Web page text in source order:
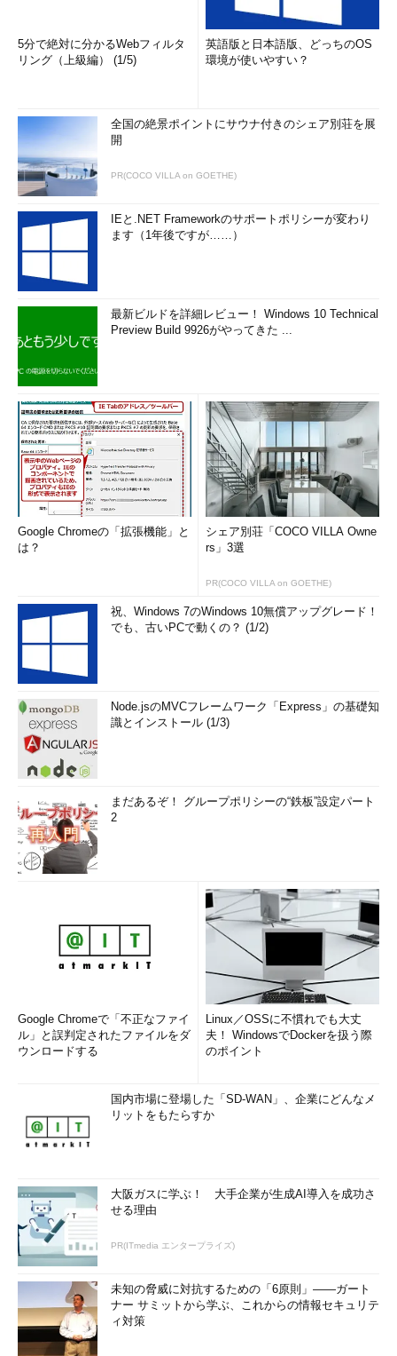
・gpupdateでグループ・ポリ
シーの適用を強制する
・ グループ・ポリシーのしく
み
Directoryのグループポリシーを選択し
た上で、グループポリシー管理コンソ
ールを利用する。設定項目は共通だ。
まず、管理者権限を持つユーザーアカウントでサインインして
から、［Windows］＋［R］キーを押して［ファイル名を指定し
て実行］ダイアログを開き、「gpedit.msc」と入力・実行する。
ローカルグループポリシーエディターが起動したら、左ペイン
のツリーから［コンピューターの構成］－［管理用テンプレー
択する。次に、右側のペインから［
ルクリックし、表示されたダイアログで以下のように設定する。
グループポリシーで自動適用の間隔を変更する（その1）
［コンピューターの構成］－［管理用テンプレー
ト］－［Windowsコンポーネント］－［Windows Updat
e］を選択する。
］をダブルクリックして開
グループポリシーで自動適用の間隔を変更する（その2）
これは［自動更新を構成する］ダイアログ。
4 - 自動ダウンロードしインストール日時を指
定
］を選ぶ。
（5）［自動メンテナンス時にインストールする ］から
チ
ェックを外してオフにする
。もし、この項目が存在しない場
合は、このすぐ後
の説明に従って更新プログラムを適用
［1 - 毎週日曜日］から［7 - 毎週土曜日］のいずれ
（7） 適用時刻を指定する。
＊2
Windows 8／Windows Server 2012の場合、上記のグル
ープポリシーの設定を実現するには、次の更新プログラムを事
前に適用しておく必要がある。
Windows RT と Windows 8 の Windows Server 2012 の
更新プログラムのロールアップ: 2013 年 10 月
ソフト サポート技術情報）
5分で絶対に分かるWebフィルタ
リング（上級編） (1/5)
英語版と日本語版、どっちのOS
環境が使いやすい？
全国の絶景ポイントにサウナ付きのシェア別荘を展
開
PR(COCO VILLA on GOETHE)
IEと.NET Frameworkのサポートポリシーが変わり
ます（1年後ですが……）
最新ビルドを詳細レビュー！ Windows 10 Technical
Preview Build 9926がやってきた ...
Google Chromeの「拡張機能」と
は？
シェア別荘「COCO VILLA Owne
rs」3選
PR(COCO VILLA on GOETHE)
祝、Windows 7のWindows 10無償アップグレード！
でも、古いPCで動くの？ (1/2)
Node.jsのMVCフレームワーク「Express」の基礎知
識とインストール (1/3)
まだあるぞ！ グループポリシーの“鉄板”設定パート
2
Google Chromeで「不正なファイ
ル」と誤判定されたファイルをダ
ウンロードする
Linux／OSSに不慣れでも大丈
夫！ WindowsでDockerを扱う際
のポイント
国内市場に登場した「SD-WAN」、企業にどんなメ
リットをもたらすか
大阪ガスに学ぶ！ 大手企業が生成AI導入を成功さ
せる理由
PR(ITmedia エンタープライズ)
未知の脅威に対抗するための「6原則」――ガート
ナー サミットから学ぶ、これからの情報セキュリテ
ィ対策